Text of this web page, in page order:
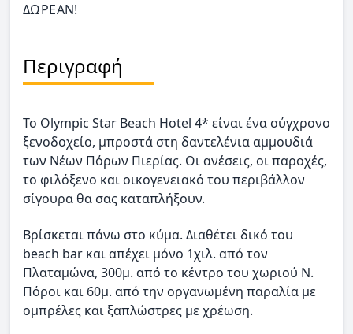
ΔΩΡΕΑΝ!
Περιγραφή
To Olympic Star Beach Hotel 4* είναι ένα σύγχρονο
ξενοδοχείο, μπροστά στη δαντελένια αμμουδιά
των Νέων Πόρων Πιερίας. Οι ανέσεις, οι παροχές,
το φιλόξενο και οικογενειακό του περιβάλλον
σίγουρα θα σας καταπλήξουν.
Βρίσκεται πάνω στο κύμα. Διαθέτει δικό του
beach bar και απέχει μόνο 1χιλ. από τον
Πλαταμώνα, 300μ. από το κέντρο του χωριού Ν.
Πόροι και 60μ. από την οργανωμένη παραλία με
ομπρέλες και ξαπλώστρες με χρέωση.